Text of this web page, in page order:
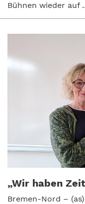
Bühnen wieder auf
„Wir haben
Bremen-Nord –